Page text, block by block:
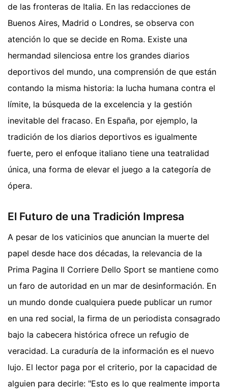
de las fronteras de Italia. En las redacciones de
Buenos Aires, Madrid o Londres, se observa con
atención lo que se decide en Roma. Existe una
hermandad silenciosa entre los grandes diarios
deportivos del mundo, una comprensión de que están
contando la misma historia: la lucha humana contra el
límite, la búsqueda de la excelencia y la gestión
inevitable del fracaso. En España, por ejemplo, la
tradición de los diarios deportivos es igualmente
fuerte, pero el enfoque italiano tiene una teatralidad
única, una forma de elevar el juego a la categoría de
ópera.
El Futuro de una Tradición Impresa
A pesar de los vaticinios que anuncian la muerte del
papel desde hace dos décadas, la relevancia de la
Prima Pagina Il Corriere Dello Sport se mantiene como
un faro de autoridad en un mar de desinformación. En
un mundo donde cualquiera puede publicar un rumor
en una red social, la firma de un periodista consagrado
bajo la cabecera histórica ofrece un refugio de
veracidad. La curaduría de la información es el nuevo
lujo. El lector paga por el criterio, por la capacidad de
alguien para decirle: "Esto es lo que realmente importa